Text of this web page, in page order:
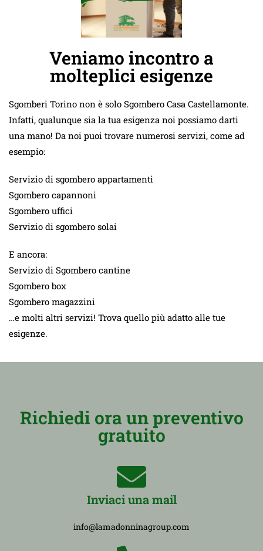
Veniamo incontro a
molteplici esigenze
Sgomberi Torino non è solo Sgombero Casa Castellamonte.
Infatti, qualunque sia la tua esigenza noi possiamo darti
una mano! Da noi puoi trovare numerosi servizi, come ad
esempio:
Servizio di sgombero appartamenti
Sgombero capannoni
Sgombero uffici
Servizio di sgombero solai
E ancora:
Servizio di Sgombero cantine
Sgombero box
Sgombero magazzini
…e molti altri servizi! Trova quello più adatto alle tue
esigenze.
Richiedi ora un preventivo
gratuito
Inviaci una mail
info@lamadonninagroup.com